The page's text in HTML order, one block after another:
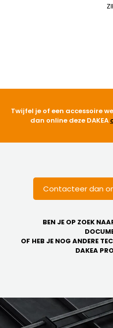
Twijfel je of een accessoire
dan online deze DAKEA
Contacteer dan
BEN JE OP ZOEK
OF HEB JE NOG ANDERE
DAKEA